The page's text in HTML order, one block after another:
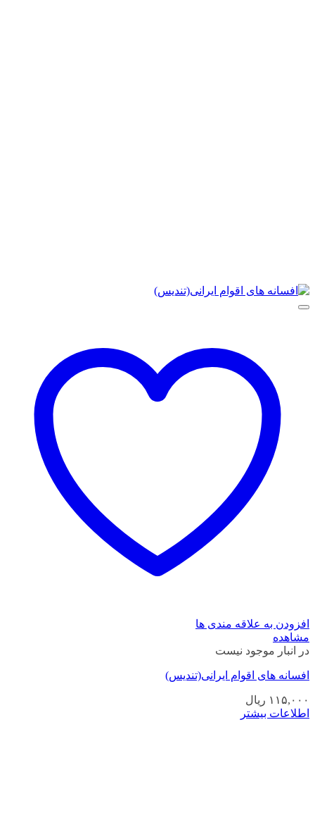
افزودن به علاقه مندی ها
مشاهده
در انبار موجود نیست
افسانه های اقوام ایرانی(تندیس)
۱۱۵,۰۰۰ ریال
اطلاعات بیشتر